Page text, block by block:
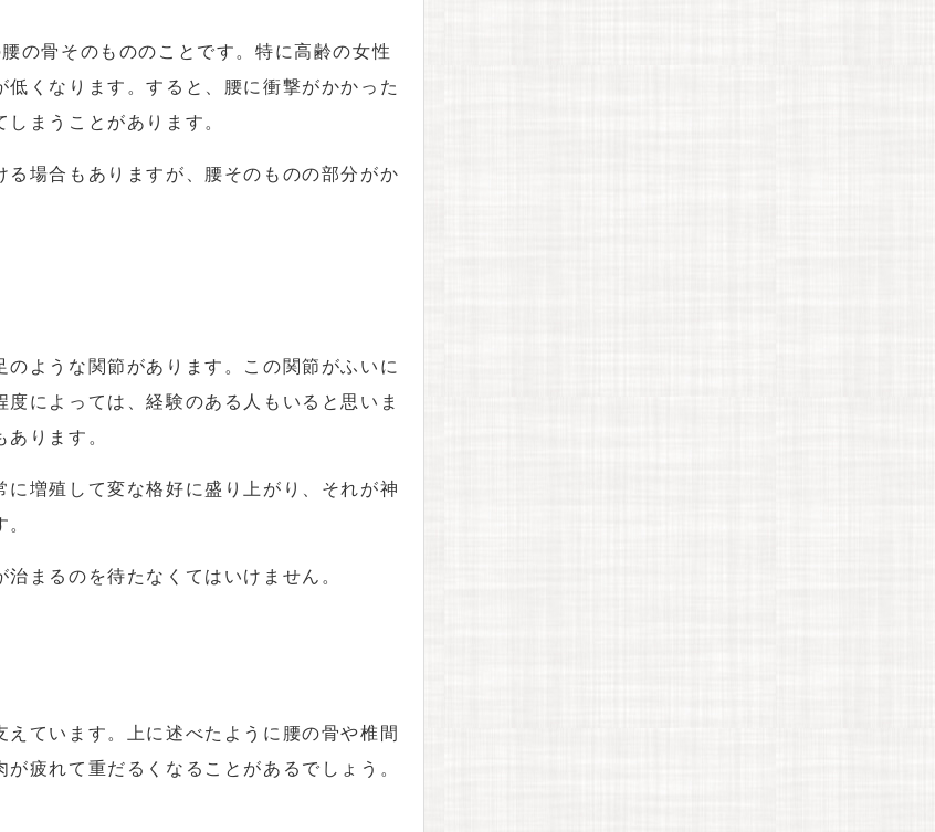
の骨そのもののことです。特に高齢の女性
くなります。すると、腰に衝撃がかかった
まうことがあります。
場合もありますが、腰そのものの部分がか
ような関節があります。この関節がふいに
によっては、経験のある人もいると思いま
ります。
増殖して変な格好に盛り上がり、それが神
まるのを待たなくてはいけません。
ています。上に述べたように腰の骨や椎間
疲れて重だるくなることがあるでしょう。